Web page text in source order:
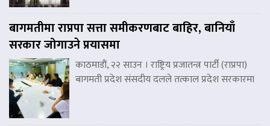
बागमतीमा राप्रपा सत्ता समीकरणबाट बाहिर, बानियाँ
सरकार जोगाउने प्रयासमा
काठमाडौं, २२ साउन । राष्ट्रिय प्रजातन्त्र पार्टी (राप्रपा)
बागमती प्रदेश संसदीय दलले तत्काल प्रदेश सरकारमा